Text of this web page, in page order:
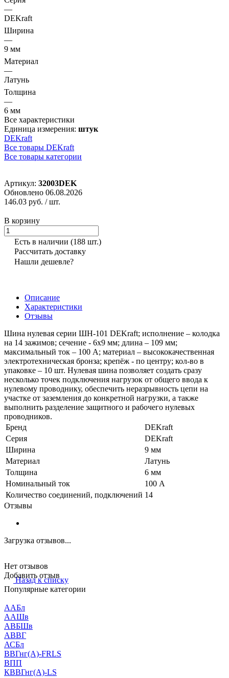
—
DEKraft
Ширина
—
9 мм
Материал
—
Латунь
Толщина
—
6 мм
Все характеристики
Единица измерения: штук
DEKraft
Все товары DEKraft
Все товары категории
Артикул: 32003DEK
Обновлено 06.08.2026
146.03 руб. / шт.
В корзину
Есть в наличии (188 шт.)
Рассчитать доставку
Нашли дешевле?
Описание
Характеристики
Отзывы
Шина нулевая серии ШН-101 DEKraft; исполнение – колодка
на 14 зажимов; сечение - 6х9 мм; длина – 109 мм;
максимальный ток – 100 А; материал – высококачественная
электротехническая бронза; крепёж - по центру; кол-во в
упаковке – 10 шт. Нулевая шина позволяет создать сразу
несколько точек подключения нагрузок от общего ввода к
нулевому проводнику, обеспечить неразрывность цепи на
участке от заземления до конкретной нагрузки, а также
выполнить разделение защитного и рабочего нулевых
проводников.
Бренд
DEKraft
Серия
DEKraft
Ширина
9 мм
Материал
Латунь
Толщина
6 мм
Номинальный ток
100 А
Количество соединений, подключений 14
Отзывы
Загрузка отзывов...
Нет отзывов
Добавить отзыв
Назад к списку
Популярные категории
ААБл
ААШв
АВБШв
АВВГ
АСБл
ВВГнг(А)-FRLS
ВПП
КВВГнг(А)-LS